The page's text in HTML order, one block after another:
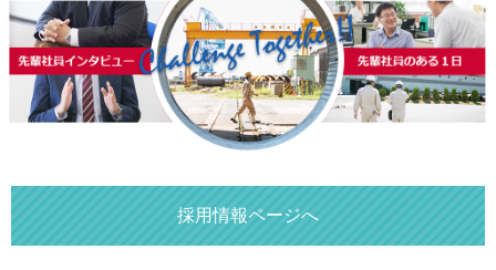
採用情報ページへ